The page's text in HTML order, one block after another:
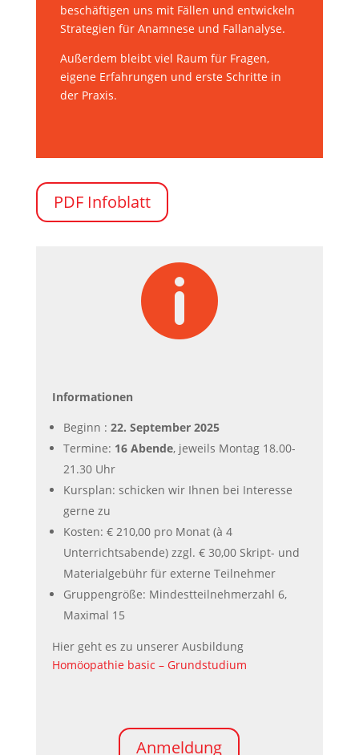
beschäftigen uns mit Fällen und entwickeln
Strategien für Anamnese und Fallanalyse.
Außerdem bleibt viel Raum für Fragen,
eigene Erfahrungen und erste Schritte in
der Praxis.
PDF Infoblatt

Informationen
Beginn : 22. September 2025
Termine: 16 Abende, jeweils Montag 18.00-
21.30 Uhr
Kursplan: schicken wir Ihnen bei Interesse
gerne zu
Kosten: € 210,00 pro Monat (à 4
Unterrichtsabende) zzgl. € 30,00 Skript- und
Materialgebühr für externe Teilnehmer
Gruppengröße: Mindestteilnehmerzahl 6,
Maximal 15
Hier geht es zu unserer Ausbildung
Homöopathie basic – Grundstudium
Anmeldung